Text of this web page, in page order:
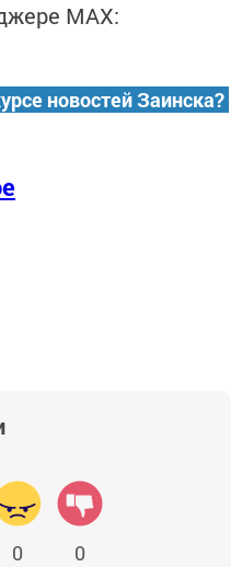
MАХ:
новостей Заинска?
0 0